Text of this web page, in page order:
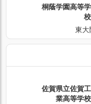
桐蔭学園高等学
校
東大
佐賀県立佐賀工
業高等学校